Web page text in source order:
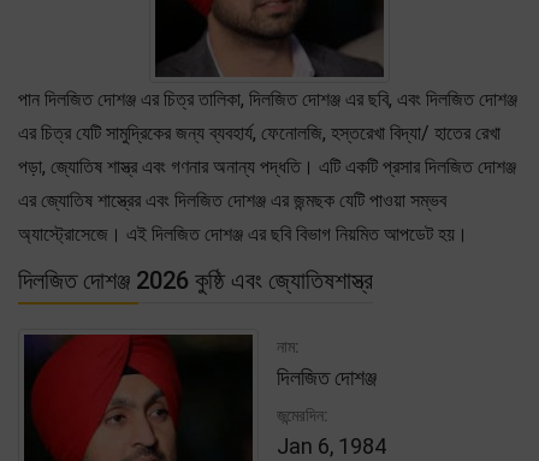
পান দিলজিত দোশঞ্জ এর চিত্র তালিকা, দিলজিত দোশঞ্জ এর ছবি, এবং দিলজিত দোশঞ্জ
এর চিত্র যেটি সামুদ্রিকের জন্য ব্যবহার্য, ফেনোলজি, হস্তরেখা বিদ্যা/ হাতের রেখা
পড়া, জ্যোতিষ শাস্ত্র এবং গণনার অনান্য পদ্ধতি। এটি একটি প্রসার দিলজিত দোশঞ্জ
এর জ্যোতিষ শাস্ত্রের এবং দিলজিত দোশঞ্জ এর জন্মছক যেটি পাওয়া সম্ভব
অ্যাস্ট্রোসেজে। এই দিলজিত দোশঞ্জ এর ছবি বিভাগ নিয়মিত আপডেট হয়।
দিলজিত দোশঞ্জ 2026 কুষ্ঠি এবং জ্যোতিষশাস্ত্র
নাম:
দিলজিত দোশঞ্জ
জন্মেরদিন:
Jan 6, 1984